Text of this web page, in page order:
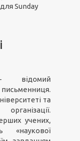
Sunday
та
учених,
«наукової